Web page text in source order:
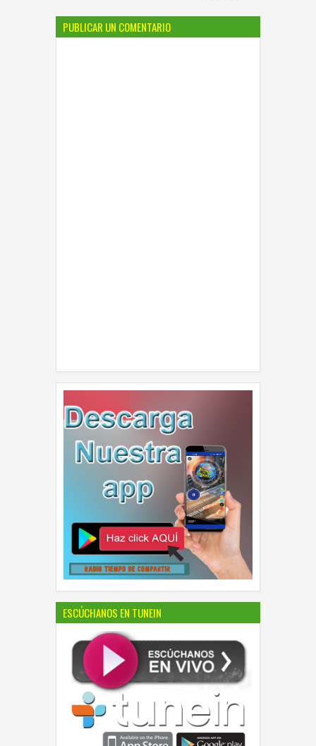
PUBLICAR UN COMENTARIO
ESCÚCHANOS EN TUNEIN